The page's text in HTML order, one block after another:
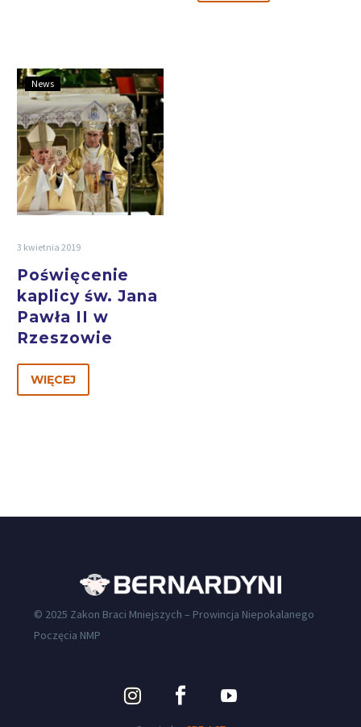
News
3 kwietnia 2019
Poświęcenie
kaplicy św. Jana
Pawła II w
Rzeszowie
WIĘCEJ
© 2025 Zakon Braci Mniejszych – Prowincja Niepokalanego
Poczęcia NMP